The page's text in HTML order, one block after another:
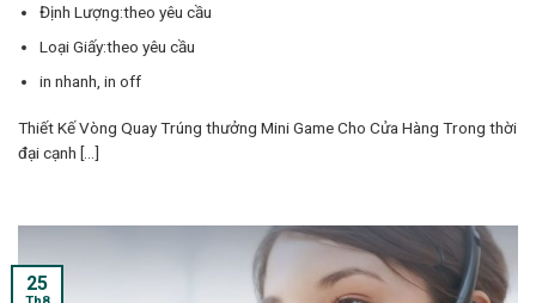
Định Lượng:theo yêu cầu
Loại Giấy:theo yêu cầu
in nhanh, in off
Thiết Kế Vòng Quay Trúng thưởng Mini Game Cho Cửa Hàng Trong thời
đại cạnh [...]
25